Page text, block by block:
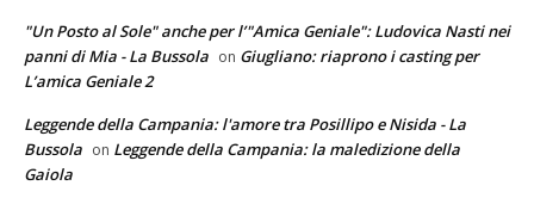
"Un Posto al Sole" anche per l’"Amica Geniale": Ludovica Nasti nei
panni di Mia - La Bussola on Giugliano: riaprono i casting per
L’amica Geniale 2
Leggende della Campania: l'amore tra Posillipo e Nisida - La
Bussola on Leggende della Campania: la maledizione della
Gaiola